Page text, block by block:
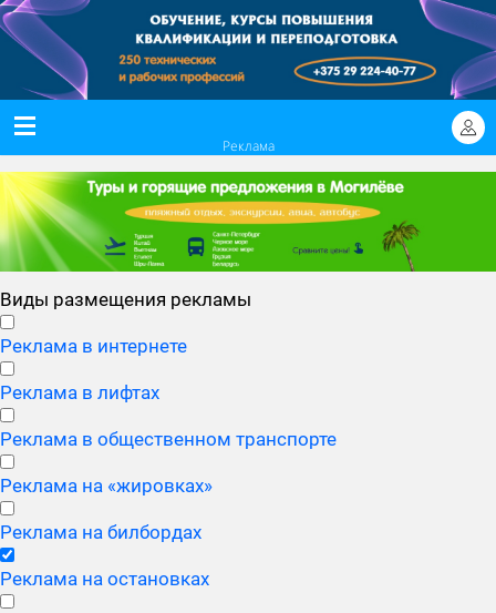
Реклама
Виды размещения рекламы
Реклама в интернете
Реклама в лифтах
Реклама в общественном транспорте
Реклама на «жировках»
Реклама на билбордах
Реклама на остановках